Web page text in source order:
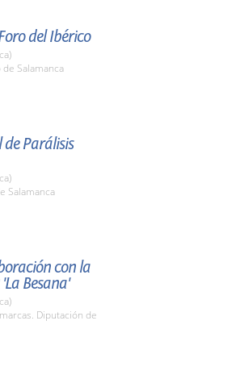
del Ibérico
Salamanca
Parálisis
Salamanca
con la
'La Besana'
Diputación de